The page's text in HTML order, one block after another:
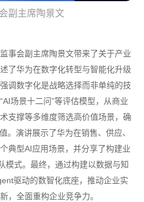
副主席陶景文
事会副主席陶景文带来了关于产业
了华为在数字化转型与智能化升级
调数字化是战略选择而非单纯的技
场景十二问”等评估模型，从商业
支撑等多维度筛选高价值场景，确
。演讲展示了华为在销售、供应、
典型AI应用场景，并分享了构建业
模式。最终，通过构建以数据与知
驱动的数智化底座，推动企业实
，全面重构企业竞争力。